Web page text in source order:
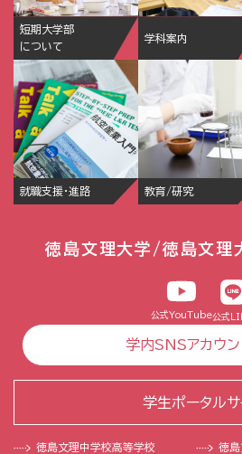
短期大学部
について
学科案内
就職支援・進路 教育/研究
徳島文理大学/徳島文理
公式YouTube公式
学内SNSアカウン
徳島文理中学校高等学校 徳島
学生ポータルサ